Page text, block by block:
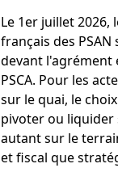
Le 1er juillet 2026,
français des PSAN
devant l'agrément
PSCA. Pour les
sur le quai, le
pivoter ou liquider
autant sur le
et fiscal que